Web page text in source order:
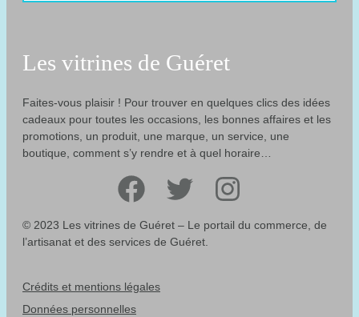
Les vitrines de Guéret
Faites-vous plaisir ! Pour trouver en quelques clics des idées
cadeaux pour toutes les occasions, les bonnes affaires et les
promotions, un produit, une marque, un service, une
boutique, comment s’y rendre et à quel horaire…
Facebook Twitter Instagram
© 2023 Les vitrines de Guéret – Le portail du commerce, de
l’artisanat et des services de Guéret.
Crédits et mentions légales
Données personnelles